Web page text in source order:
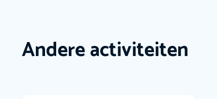
Andere activiteiten